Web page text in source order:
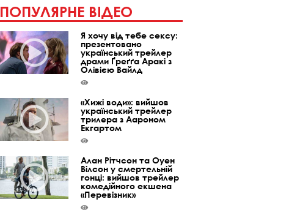
ПОПУЛЯРНЕ ВІДЕО
Я хочу від тебе сексу:
презентовано
український трейлер
драми Ґреґґа Аракі з
Олівією Вайлд
«Хижі води»: вийшов
український трейлер
трилера з Аароном
Екгартом
Алан Рітчсон та Оуен
Вілсон у смертельній
гонці: вийшов трейлер
комедійного екшена
«Перевізник»